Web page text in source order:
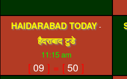
HAIDARABAD TODAY -
हैदराबाद टुडे
11:15 am
[ 09 ] = [50 ]